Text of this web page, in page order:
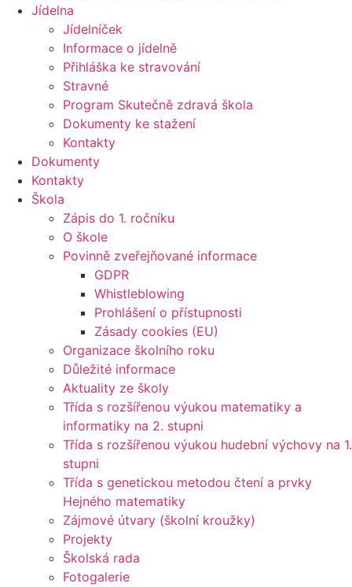
Jídelna
Jídelníček
Informace o jídelně
Přihláška ke stravování
Stravné
Program Skutečně zdravá škola
Dokumenty ke stažení
Kontakty
Dokumenty
Kontakty
Škola
Zápis do 1. ročníku
O škole
Povinně zveřejňované informace
GDPR
Whistleblowing
Prohlášení o přístupnosti
Zásady cookies (EU)
Organizace školního roku
Důležité informace
Aktuality ze školy
Třída s rozšířenou výukou matematiky a
informatiky na 2. stupni
Třída s rozšířenou výukou hudební výchovy na 1.
stupni
Třída s genetickou metodou čtení a prvky
Hejného matematiky
Zájmové útvary (školní kroužky)
Projekty
Školská rada
Fotogalerie